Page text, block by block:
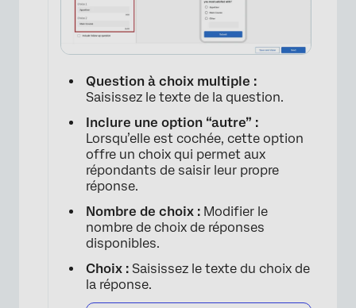
Question à choix multiple :
Saisissez le texte de la question.
Inclure une option “autre” :
Lorsqu’elle est cochée, cette option
offre un choix qui permet aux
répondants de saisir leur propre
réponse.
Nombre de choix : Modifier le
nombre de choix de réponses
disponibles.
Choix : Saisissez le texte du choix de
la réponse.